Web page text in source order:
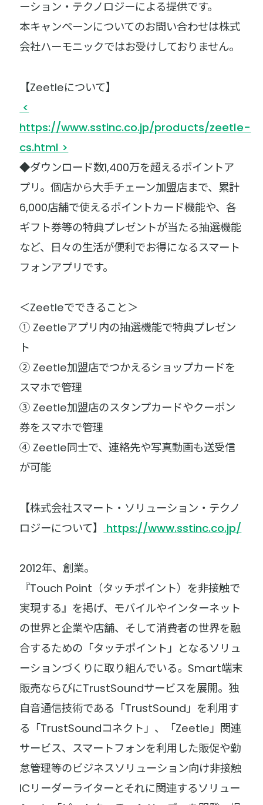
ーション・テクノロジーによる提供です。
本キャンペーンについてのお問い合わせは株式
会社ハーモニックではお受けしておりません。
【Zeetleについて】
<
https://www.sstinc.co.jp/products/zeetle-
cs.html >
◆ダウンロード数1,400万を超えるポイントア
プリ。個店から大手チェーン加盟店まで、累計
6,000店舗で使えるポイントカード機能や、各
ギフト券等の特典プレゼントが当たる抽選機能
など、日々の生活が便利でお得になるスマート
フォンアプリです。
＜Zeetleでできること＞
① Zeetleアプリ内の抽選機能で特典プレゼン
ト
② Zeetle加盟店でつかえるショップカードを
スマホで管理
③ Zeetle加盟店のスタンプカードやクーポン
券をスマホで管理
④ Zeetle同士で、連絡先や写真動画も送受信
が可能
【株式会社スマート・ソリューション・テクノ
ロジーについて】
https://www.sstinc.co.jp/
2012年、創業。
『Touch Point（タッチポイント）を非接触で
実現する』を掲げ、モバイルやインターネット
の世界と企業や店舗、そして消費者の世界を融
合するための「タッチポイント」となるソリュ
ーションづくりに取り組んでいる。Smart端末
販売ならびにTrustSoundサービスを展開。独
自音通信技術である「TrustSound」を利用す
る「TrustSoundコネクト」、「Zeetle」関連
サービス、スマートフォンを利用した販促や勤
怠管理等のビジネスソリューション向け非接触
ICリーダーライターとそれに関連するソリュー